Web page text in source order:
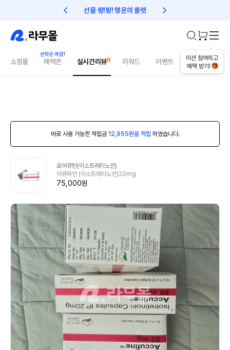
선물 팡!팡! 행운의 룰렛 친구초대 1만원 리워드!
미션 참여하고
혜택 받기!
쇼핑몰 혜택존 실시간리뷰 리워드 이벤트 건강매거진
바로 사용 가능한 적립금 12,955원을 적립 하였습니다.
로아큐탄(이소트레티노인)
아큐파인 (이소트레티노인)20mg
75,000원